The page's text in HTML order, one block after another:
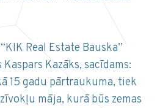
Real Estate Bauska”
Kazāks, sacīdams:
15 gadu pārtraukuma, tiek
māja, kurā būs zemas